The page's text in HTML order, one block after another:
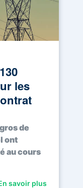
les
de
ont
au cours
savoir plus